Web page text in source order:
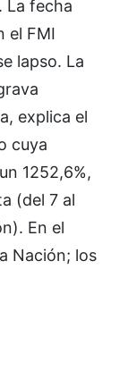
La fecha
el FMI
lapso. La
explica el
cuya
1252,6%,
(del 7 al
En el
Nación; los